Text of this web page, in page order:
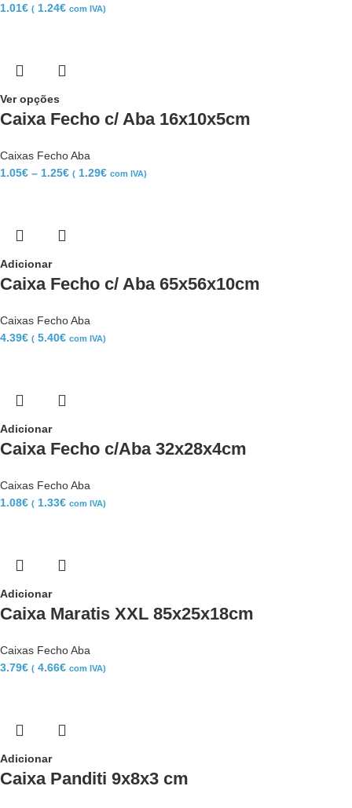
1.01€ ( 1.24€ com IVA)
Ver opções
Caixa Fecho c/ Aba 16x10x5cm
Caixas Fecho Aba
1.05€ – 1.25€ ( 1.29€ com IVA)
Adicionar
Caixa Fecho c/ Aba 65x56x10cm
Caixas Fecho Aba
4.39€ ( 5.40€ com IVA)
Adicionar
Caixa Fecho c/Aba 32x28x4cm
Caixas Fecho Aba
1.08€ ( 1.33€ com IVA)
Adicionar
Caixa Maratis XXL 85x25x18cm
Caixas Fecho Aba
3.79€ ( 4.66€ com IVA)
Adicionar
Caixa Panditi 9x8x3 cm